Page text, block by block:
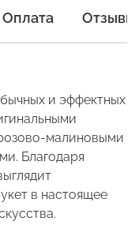
Оплата Отзывы
и эффектных
малиновыми
Благодаря
в настоящее
чтобы цветы
сохраняли